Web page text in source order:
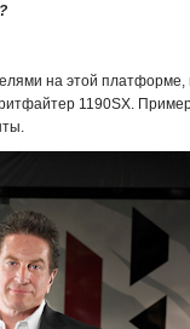
на этой платформе,
1190SX.